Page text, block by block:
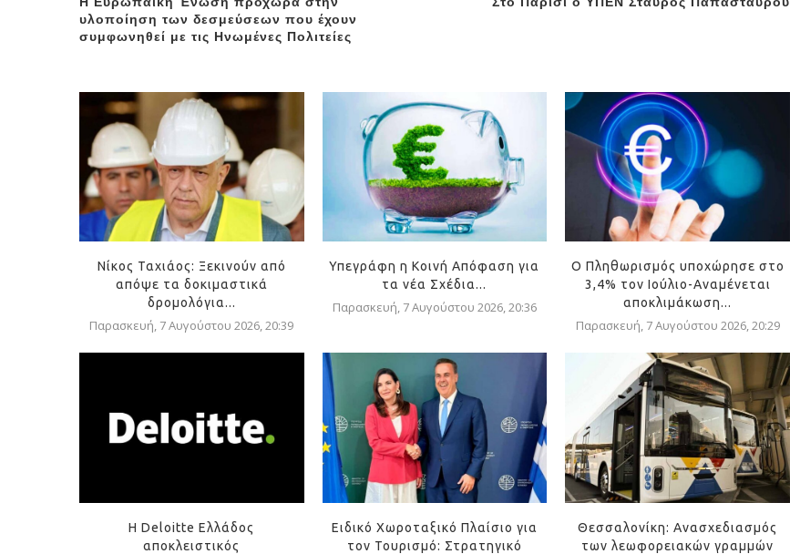
υλοποίηση των δεσμεύσεων που έχουν
συμφωνηθεί με τις Ηνωμένες Πολιτείες
Νίκος Ταχιάος: Ξεκινούν από
απόψε τα δοκιμαστικά
δρομολόγια...
Παρασκευή, 7 Αυγούστου 2026, 20:39
Υπεγράφη η Κοινή Απόφαση για
τα νέα Σχέδια...
Παρασκευή, 7 Αυγούστου 2026, 20:36
Ο Πληθωρισμός υποχώρησε στο
3,4% τον Ιούλιο-Αναμένεται
αποκλιμάκωση...
Παρασκευή, 7 Αυγούστου 2026, 20:29
Η Deloitte Ελλάδος
αποκλειστικός
Ειδικό Χωροταξικό Πλαίσιο για
τον Τουρισμό: Στρατηγικό
Θεσσαλονίκη: Ανασχεδιασμός
των λεωφορειακών γραμμών